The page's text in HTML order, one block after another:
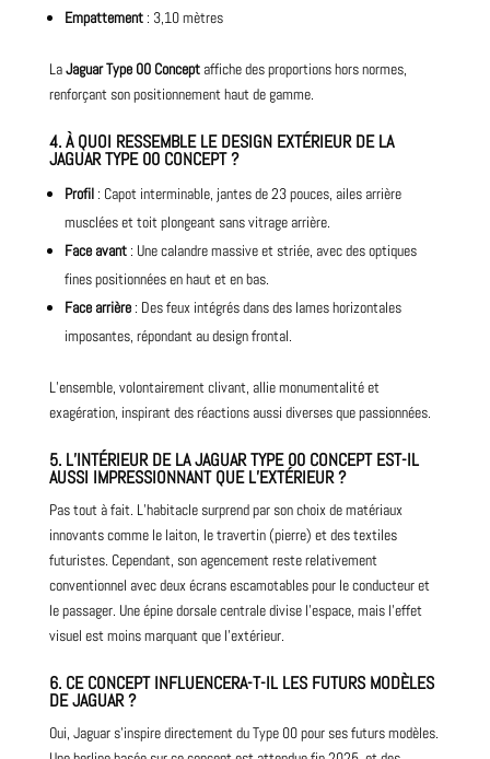
Empattement: 3,10 mètres
LaJaguar Type 00 Conceptaffiche des proportions hors normes,
renforçant son positionnement haut de gamme.
4. À QUOI RESSEMBLE LE DESIGN EXTÉRIEUR DE LA
JAGUAR TYPE 00 CONCEPT ?
Profil: Capot interminable, jantes de 23 pouces, ailes arrière
musclées et toit plongeant sans vitrage arrière.
Face avant: Une calandre massive et striée, avec des optiques
fines positionnées en haut et en bas.
Face arrière: Des feux intégrés dans des lames horizontales
imposantes, répondant au design frontal.
L’ensemble, volontairement clivant, allie monumentalité et
exagération, inspirant des réactions aussi diverses que passionnées.
5. L’INTÉRIEUR DE LA JAGUAR TYPE 00 CONCEPT EST-IL
AUSSI IMPRESSIONNANT QUE L’EXTÉRIEUR ?
Pas tout à fait. L’habitacle surprend par son choix de matériaux
innovants comme le laiton, le travertin (pierre) et des textiles
futuristes. Cependant, son agencement reste relativement
conventionnel avec deux écrans escamotables pour le conducteur et
le passager. Une épine dorsale centrale divise l’espace, mais l’effet
visuel est moins marquant que l’extérieur.
6. CE CONCEPT INFLUENCERA-T-IL LES FUTURS MODÈLES
DE JAGUAR ?
Oui, Jaguar s’inspire directement du Type 00 pour ses futurs modèles.